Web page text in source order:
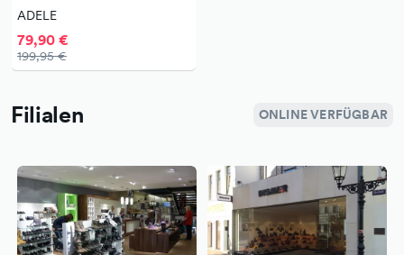
ADELE
79,90 €
199,95 €
Filialen ONLINE VERFÜGBAR